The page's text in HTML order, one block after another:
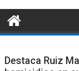
Destaca Ruiz